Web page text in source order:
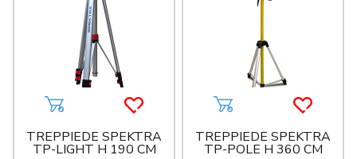
Aggiungi al carrelloAcquista più tardi
TREPPIEDE SPEKTRA
TP-LIGHT H 190 CM
Aggiungi al carrello
TREPPIEDE SPEKTRA
TP-POLE H 360 CM